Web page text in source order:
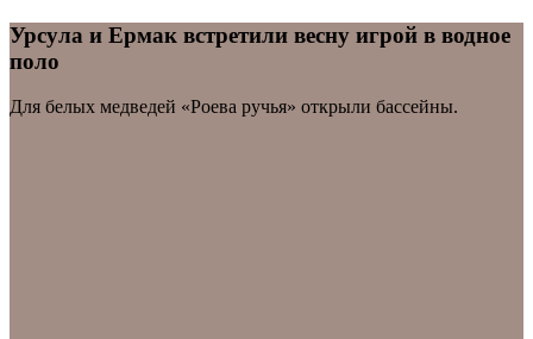
Урсула и Ермак встретили весну игрой в водное
поло
Для белых медведей «Роева ручья» открыли бассейны.